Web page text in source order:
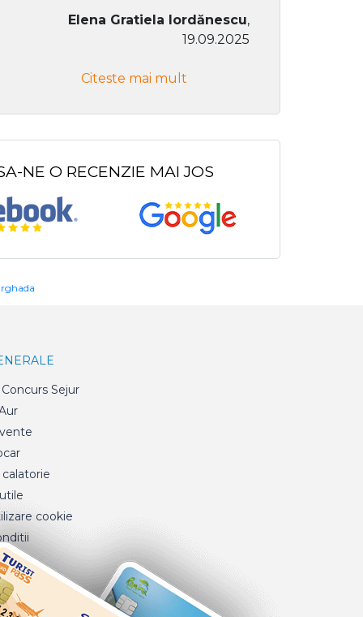
Elena Gratiela Iordănescu,
19.09.2025
Citeste mai mult
NE O RECENZIE MAI JOS
Sejur
cookie